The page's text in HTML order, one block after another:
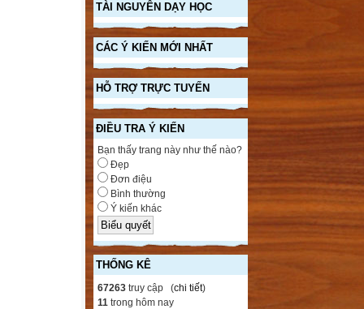
TÀI NGUYÊN DẠY HỌC
CÁC Ý KIẾN MỚI NHẤT
HỖ TRỢ TRỰC TUYẾN
ĐIỀU TRA Ý KIẾN
Bạn thấy trang này như thế nào?
Đẹp
Đơn điệu
Bình thường
Ý kiến khác
THỐNG KÊ
67263 truy cập (chi tiết)
11 trong hôm nay